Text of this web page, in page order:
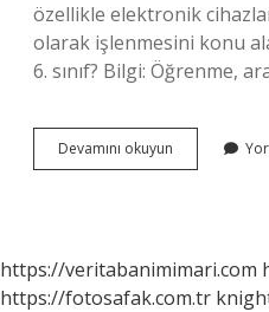
özellikle elektronik cihazlar
olarak işlenmesini konu
6. sınıf? Bilgi: Öğrenme,
Devamını okuyun
Sınıf
https://veritabanimimari.com
https://fotosafak.com.tr